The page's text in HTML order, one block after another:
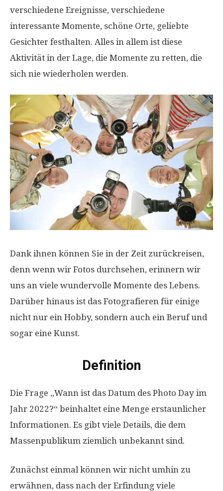
verschiedene Ereignisse, verschiedene
interessante Momente, schöne Orte, geliebte
Gesichter festhalten. Alles in allem ist diese
Aktivität in der Lage, die Momente zu retten, die
sich nie wiederholen werden.
Dank ihnen können Sie in der Zeit zurückreisen,
denn wenn wir Fotos durchsehen, erinnern wir
uns an viele wundervolle Momente des Lebens.
Darüber hinaus ist das Fotografieren für einige
nicht nur ein Hobby, sondern auch ein Beruf und
sogar eine Kunst.
Definition
Die Frage „Wann ist das Datum des Photo Day im
Jahr 2022?“ beinhaltet eine Menge erstaunlicher
Informationen. Es gibt viele Details, die dem
Massenpublikum ziemlich unbekannt sind.
Zunächst einmal können wir nicht umhin zu
erwähnen, dass nach der Erfindung viele